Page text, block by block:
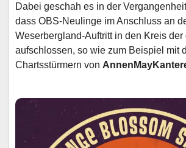
Dabei geschah es in der
dass OBS-Neulinge im Anschluss an
Weserbergland-Auftritt in den Kreis
aufschlossen, so wie zum Beispiel mit
Chartsstürmern von